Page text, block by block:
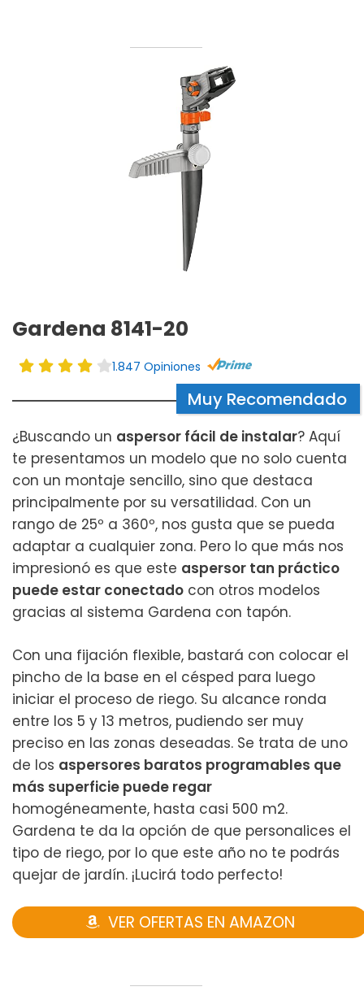
Gardena 8141-20
1.847 Opiniones
Muy Recomendado
¿Buscando un aspersor fácil de instalar? Aquí
te presentamos un modelo que no solo cuenta
con un montaje sencillo, sino que destaca
principalmente por su versatilidad. Con un
rango de 25º a 360º, nos gusta que se pueda
adaptar a cualquier zona. Pero lo que más nos
impresionó es que este aspersor tan práctico
puede estar conectado con otros modelos
gracias al sistema Gardena con tapón.
Con una fijación flexible, bastará con colocar el
pincho de la base en el césped para luego
iniciar el proceso de riego. Su alcance ronda
entre los 5 y 13 metros, pudiendo ser muy
preciso en las zonas deseadas. Se trata de uno
de los aspersores baratos programables que
más superficie puede regar
homogéneamente, hasta casi 500 m2.
Gardena te da la opción de que personalices el
tipo de riego, por lo que este año no te podrás
quejar de jardín. ¡Lucirá todo perfecto!
VER OFERTAS EN AMAZON